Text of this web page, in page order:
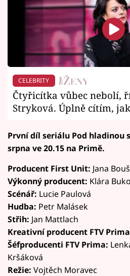
CELEBRITY
Čtyřicítka vůbec nebolí,
Stryková. Úplně cítím,
První díl seriálu Pod hladinou
srpna ve 20.15 na Primě.
Producent First Unit: Jana
Výkonný producent: Klára
Scénář: Lucie Paulová
Hudba: Petr Malásek
Střih: Jan Mattlach
Kreativní producent FTV
Šéfproducenti FTV Prima:
Kršáková
Režie: Vojtěch Moravec